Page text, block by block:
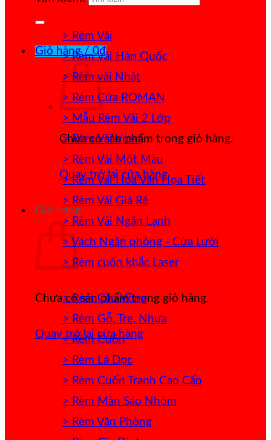
Giỏ hàng /0₫
Chưa có sản phẩm trong giỏ hàng.
Quay trở lại cửa hàng
Giỏ hàng
Chưa có sản phẩm trong giỏ hàng.
Quay trở lại cửa hàng
> Rèm Vải
> Rèm Vải Hàn Quốc
> Rèm vải Nhật
> Rèm Cửa ROMAN
> Mẫu Rèm Vải 2 Lớp
> Rèm Vải Voan
> Rèm Vải Một Màu
> Rèm Vải Hoa Văn Họa Tiết
> Rèm Vải Giá Rẻ
> Rèm Vải Ngăn Lạnh
> Vách Ngăn phòng - Cửa Lưới
> Rèm cuốn khắc Laser
> Rèm Cầu Vồng
> Rèm Gỗ, Tre, Nhựa
> Rèm Cuốn
> Rèm Lá Dọc
> Rèm Cuốn Tranh Cao Cấp
> Rèm Màn Sáo Nhôm
> Rèm Văn Phòng